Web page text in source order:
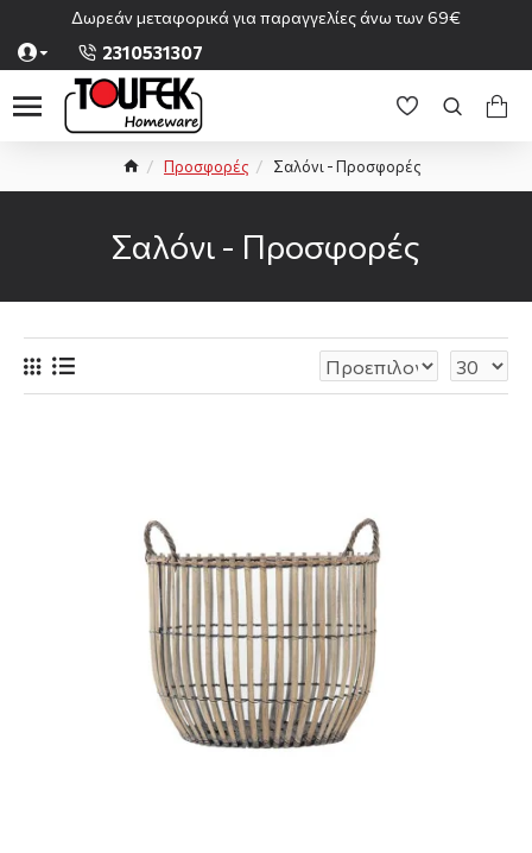
Δωρεάν μεταφορικά για παραγγελίες άνω των 69€
2310531307
Προσφορές Σαλόνι - Προσφορές
Σαλόνι - Προσφορές